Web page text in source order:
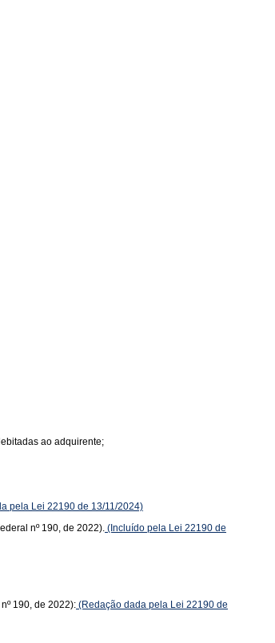
ao adquirente;
pela Lei 22190 de 13/11/2024)
nº 190, de 2022). (Incluído pela Lei 22190 de
190, de 2022): (Redação dada pela Lei 22190 de